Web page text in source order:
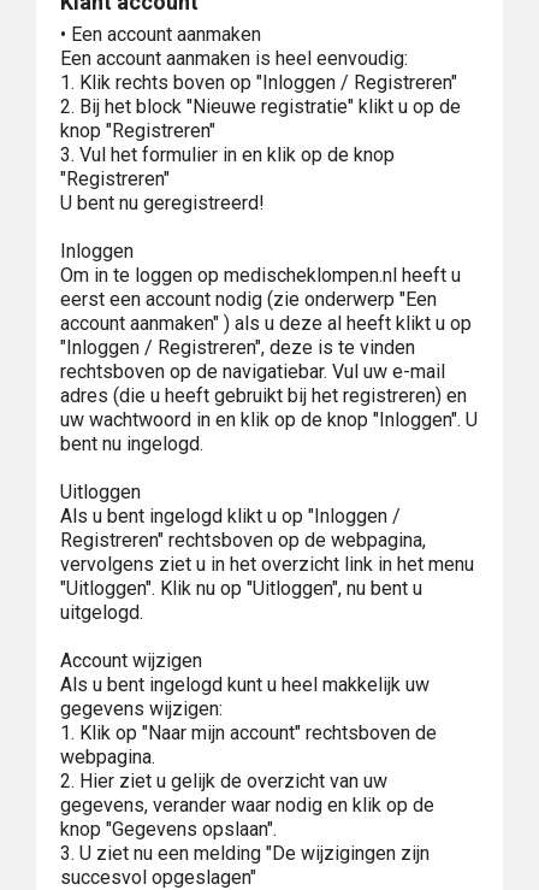
• Een account aanmaken
Een account aanmaken is heel eenvoudig:
1. Klik rechts boven op "Inloggen / Registreren"
2. Bij het block "Nieuwe registratie" klikt u op de
knop "Registreren"
3. Vul het formulier in en klik op de knop
"Registreren"
U bent nu geregistreerd!
Inloggen
Om in te loggen op medischeklompen.nl heeft u
eerst een account nodig (zie onderwerp "Een
account aanmaken" ) als u deze al heeft klikt u op
"Inloggen / Registreren", deze is te vinden
rechtsboven op de navigatiebar. Vul uw e-mail
adres (die u heeft gebruikt bij het registreren) en
uw wachtwoord in en klik op de knop "Inloggen". U
bent nu ingelogd.
Uitloggen
Als u bent ingelogd klikt u op "Inloggen /
Registreren" rechtsboven op de webpagina,
vervolgens ziet u in het overzicht link in het menu
"Uitloggen". Klik nu op "Uitloggen", nu bent u
uitgelogd.
Account wijzigen
Als u bent ingelogd kunt u heel makkelijk uw
gegevens wijzigen:
1. Klik op "Naar mijn account" rechtsboven de
webpagina.
2. Hier ziet u gelijk de overzicht van uw
gegevens, verander waar nodig en klik op de
knop "Gegevens opslaan".
3. U ziet nu een melding "De wijzigingen zijn
succesvol opgeslagen"